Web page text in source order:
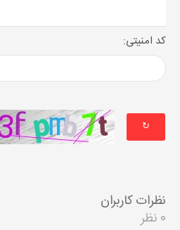
کد امنیتی:
↻
نظرات کاربران
0 نظر